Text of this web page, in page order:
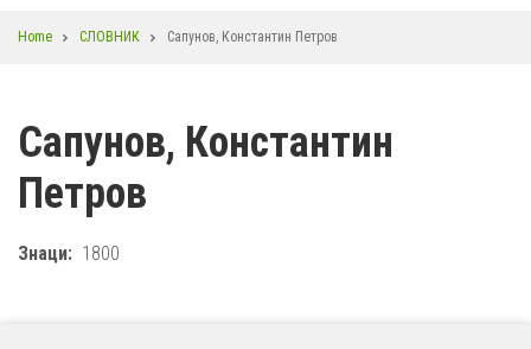
Breadcrumb
Home СЛОВНИК Сапунов, Константин Петров
Сапунов, Константин
Петров
Знаци 1800